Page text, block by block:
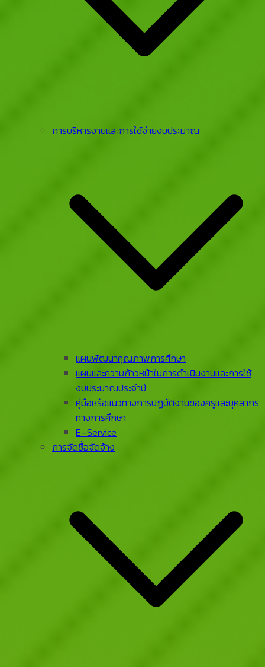
การบริหารงานและการใช้จ่ายงบประมาณ
แผนพัฒนาคุณภาพการศึกษา
แผนและความก้าวหน้าในการดําเนินงานและการใช้
งบประมาณประจําปี
คู่มือหรือแนวทางการปฏิบัติงานของครูและบุคลากร
ทางการศึกษา
E–Service
การจัดซื้อจัดจ้าง